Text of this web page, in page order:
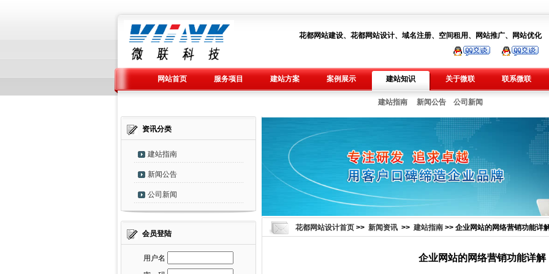
花都网站建设、花都网站设计、域名注册、空间租用、网站推广、网站优化
网站首页 服务项目 建站方案 案例展示 建站知识 关于微联 联系微联
建站指南 新闻公告 公司新闻
资讯分类
建站指南
新闻公告
公司新闻
会员登陆
用户名
花都网站设计首页 >> 新闻资讯 >> 建站指南 >> 企业网站的网络营销功能详
企业网站的网络营销功能详解